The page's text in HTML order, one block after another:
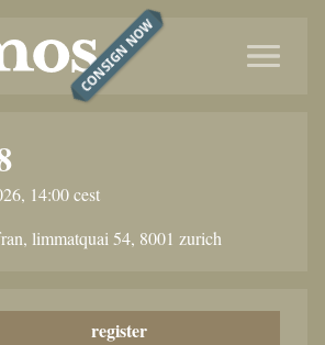
CONSIGN NOW
14:00 cest
limmatquai 54, 8001 zurich
register